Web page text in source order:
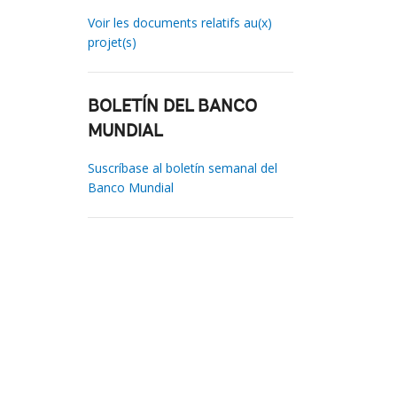
Voir les documents relatifs au(x)
projet(s)
BOLETÍN DEL BANCO
MUNDIAL
Suscríbase al boletín semanal del
Banco Mundial